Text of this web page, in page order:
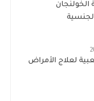
الخولنجان
لعلاج الأمراض